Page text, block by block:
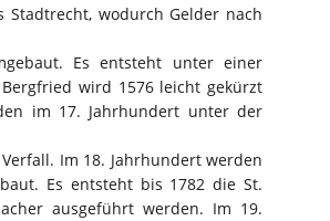
wodurch Gelder nach
Es entsteht unter einer
wird 1576 leicht gekürzt
im 17. Jahrhundert unter der
Im 18. Jahrhundert werden
Es entsteht bis 1782 die St.
ausgeführt werden. Im 19.